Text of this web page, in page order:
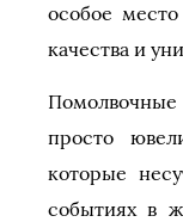
особое
качества и
Помолвочные
просто
которые
событиях в